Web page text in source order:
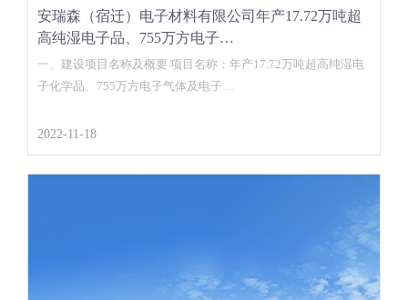
安瑞森（宿迁）电子材料有限公司年产17.72万吨超
高纯湿电子品、755万方电子…
一、建设项目名称及概要 项目名称：年产17.72万吨超高纯湿电
子化学品、755万方电子气体及电子…
2022-11-18